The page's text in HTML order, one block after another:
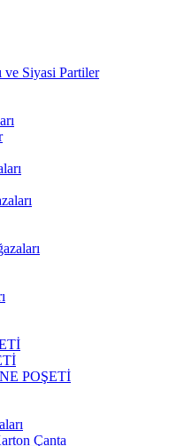
ve Siyasi Partiler
POŞETİ
Çanta